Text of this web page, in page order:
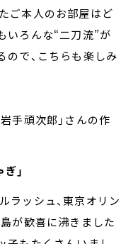
ご本人のお部屋はど
いろんな“二刀流”が
ので、こちらも楽しみ
手頑次郎」さんの作
」
ラッシュ、東京オリン
が歓喜に沸きました